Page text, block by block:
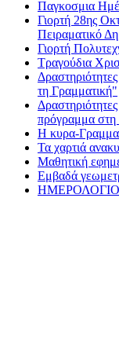
Παγκοσμια
Γιορτή 28ης
Πειραματικό
Γιορτή
Τραγούδια
τη Γραμματική"
πρόγραμμα στη
Η κυρα-
Τα χαρτιά
Μαθητική
Εμβαδά